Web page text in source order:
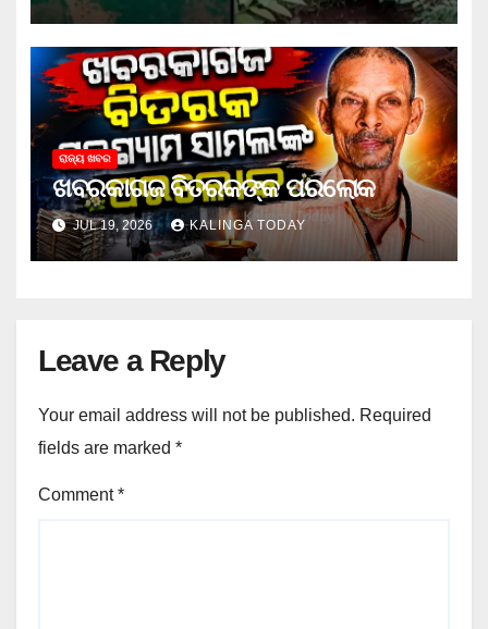
ରାଜ୍ୟ ଖବର
ଖବରକାଗଜ ବିତରକଙ୍କ ପରଲୋକ
JUL 19, 2026 KALINGA TODAY
Leave a Reply
Your email address will not be published. Required
fields are marked *
Comment*